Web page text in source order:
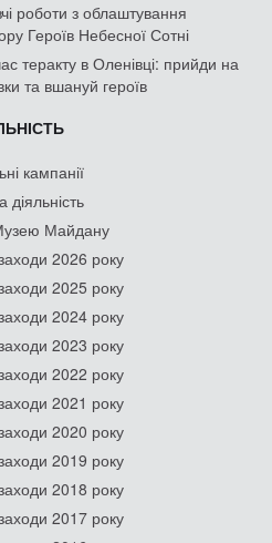
роботи з облаштування
Героїв Небесної Сотні
теракту в Оленівці: прийди на
та вшануй героїв
кампанії
діяльність
Майдану
2026 року
2025 року
2024 року
2023 року
2022 року
2021 року
2020 року
2019 року
2018 року
2017 року